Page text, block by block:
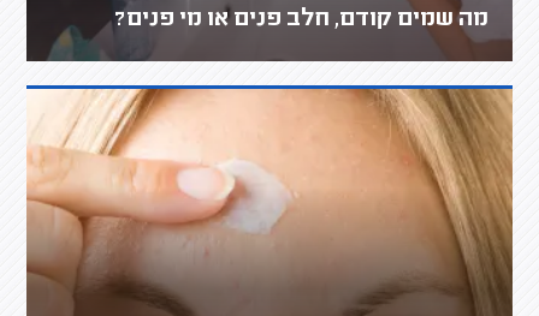
מה שמים קודם, חלב פנים או מי פנים?